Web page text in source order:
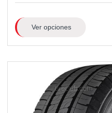
Ver opciones